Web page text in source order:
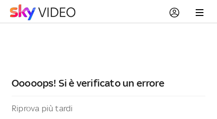
Ooooops! Si è verificato un errore
Riprova più tardi